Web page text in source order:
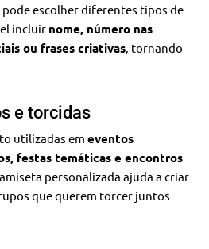
pode escolher diferentes tipos de
incluir nome, número nas
ou frases criativas, tornando
e torcidas
utilizadas emeventos
festas temáticas e encontros
personalizada ajuda a criar
que querem torcer juntos